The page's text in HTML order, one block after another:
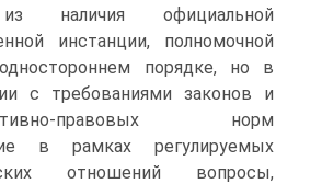
наличия официальной
инстанции, полномочной
порядке, но в
с требованиями законов и
правовых норм
в рамках регулируемых
отношений вопросы,